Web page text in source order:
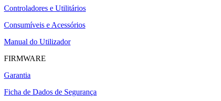
Controladores e Utilitários
Consumíveis e Acessórios
Manual do Utilizador
FIRMWARE
Garantia
Ficha de Dados de Segurança